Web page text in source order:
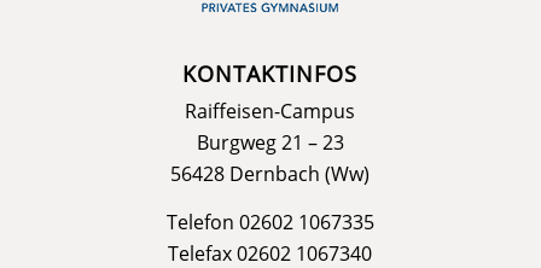
KONTAKTINFOS
Raiffeisen-Campus
Burgweg 21 – 23
56428 Dernbach (Ww)
Telefon 02602 1067335
Telefax 02602 1067340